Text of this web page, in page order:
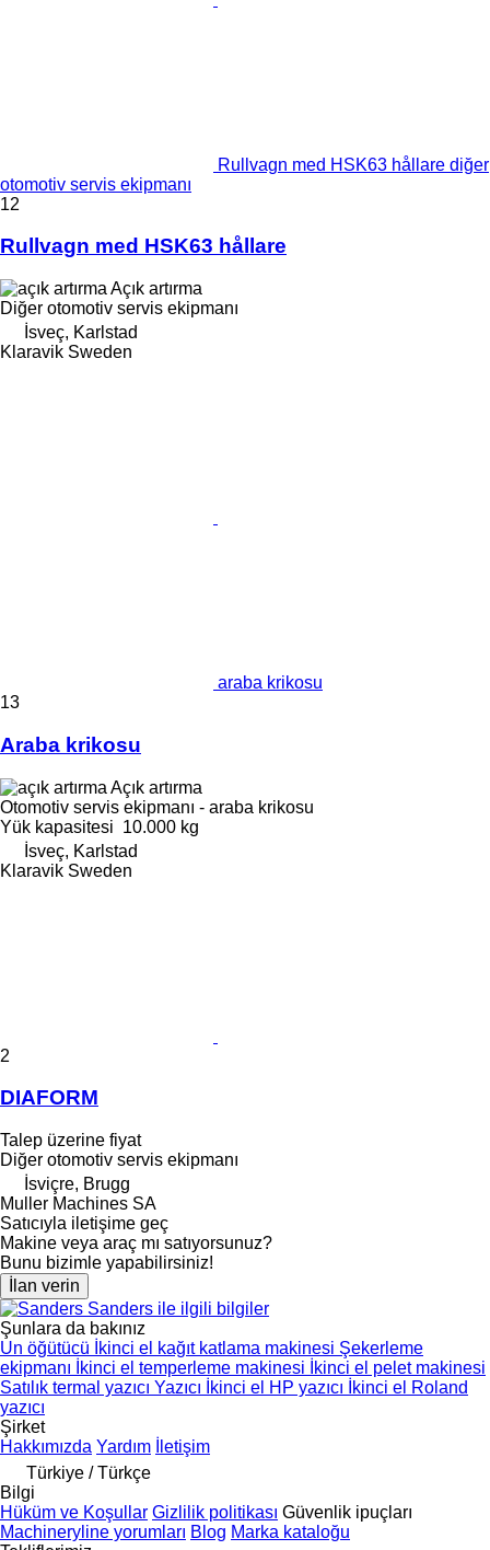
Rullvagn med HSK63 hållare diğer
otomotiv servis ekipmanı
12
Rullvagn med HSK63 hållare
Açık artırma
Diğer otomotiv servis ekipmanı
İsveç, Karlstad
Klaravik Sweden
araba krikosu
13
Araba krikosu
Açık artırma
Otomotiv servis ekipmanı - araba krikosu
Yük kapasitesi 10.000 kg
İsveç, Karlstad
Klaravik Sweden
2
DIAFORM
Talep üzerine fiyat
Diğer otomotiv servis ekipmanı
İsviçre, Brugg
Muller Machines SA
Satıcıyla iletişime geç
Makine veya araç mı satıyorsunuz?
Bunu bizimle yapabilirsiniz!
İlan verin
Sanders ile ilgili bilgiler
Şunlara da bakınız
Un öğütücü
İkinci el kağıt katlama makinesi Şekerleme
ekipmanı
İkinci el temperleme makinesi
İkinci el pelet makinesi
Satılık termal yazıcı Yazıcı İkinci el HP yazıcı
İkinci el Roland
yazıcı
Şirket
Hakkımızda Yardım
İletişim
Türkiye / Türkçe
Bilgi
Hüküm ve Koşullar Gizlilik politikası Güvenlik ipuçları
Machineryline yorumları Blog Marka kataloğu